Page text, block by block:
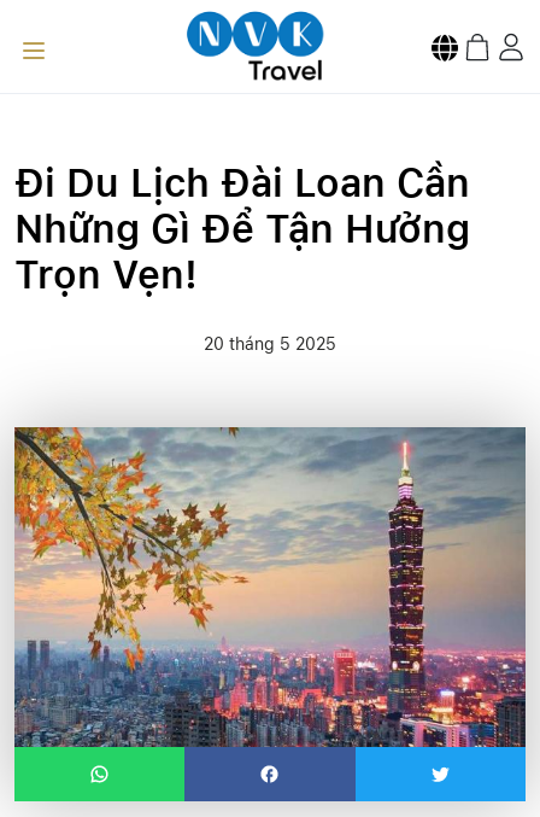
Đi Du Lịch Đài Loan Cần
Những Gì Để Tận Hưởng
Trọn Vẹn!
20 tháng 5 2025